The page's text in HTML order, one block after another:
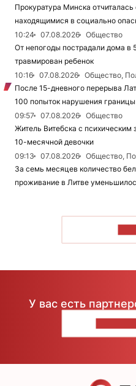
Прокуратура Минска
находящимися в социально
10:24
07.08.2026
Общество
От непогоды пострадали дома в
травмирован ребенок
10:16
07.08.2026
Общество,
После 15-дневного перерыва
100 попыток нарушения
09:57
07.08.2026
Общество
Житель Витебска с психическим
10-месячной девочки
09:13
07.08.2026
Общество,
За семь месяцев количество
проживание в Литве
У вас есть